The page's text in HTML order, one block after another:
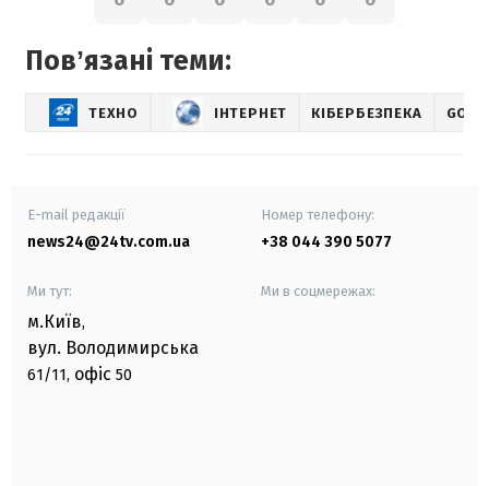
Повʼязані теми:
ТЕХНО ІНТЕРНЕТ КІБЕРБЕЗПЕКА
E-mail редакції
news24@24tv.com.ua
Номер телефону:
+38 044 390 5077
Ми тут:
м.Київ,
вул. Володимирська
61/11, офіс 50
Ми в соцмережах: